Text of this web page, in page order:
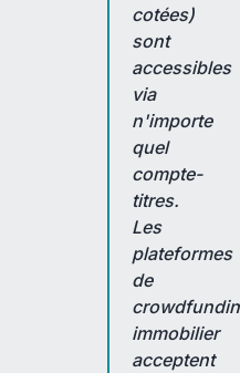
cotées)
sont
accessibles
via
n'importe
quel
compte-
titres.
Les
plateformes
de
immobilier
acceptent